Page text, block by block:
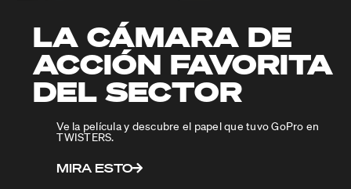
LA CÁMARA DE
ACCIÓN FAVORITA
DEL SECTOR
Ve la película y descubre el papel que tuvo GoPro en
TWISTERS.
MIRA ESTO